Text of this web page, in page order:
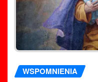
WSPOMNIENIA